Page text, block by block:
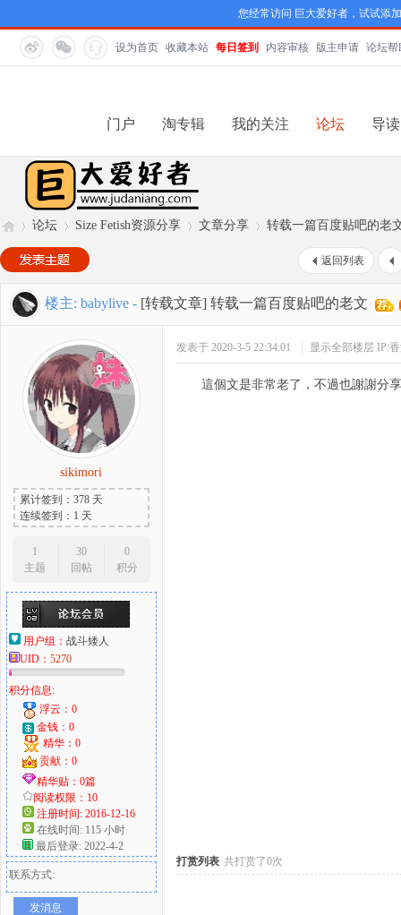
您经常访问 巨大爱好者，试试添
设为首页 收藏本站 每日签到 内容审核 版主申请 论坛帮
门户 淘专辑 我的关注 论坛 导读
巨
爱
好
»
论坛
›
Size Fetish资源分享
›
文章分享
›
转载一篇百度贴吧的老
返回列表
楼主: babylive - [转载文章] 转载一篇百度贴吧的老文
sikimori
累计签到：378 天
连续签到：1 天
1
主题
30
回帖
0
积分
用户组： 战斗矮人
UID： 5270
积分信息:
浮云：0
金钱：0
精华：0
贡献：0
精华贴：0篇
阅读权限：10
注册时间: 2016-12-16
在线时间: 115 小时
最后登录: 2022-4-2
联系方式:
发消息
发表于 2020-3-5 22:34:01 显示全部楼层 IP:
這個文是非常老了，不過也謝謝分
打赏列表 共打赏了0次